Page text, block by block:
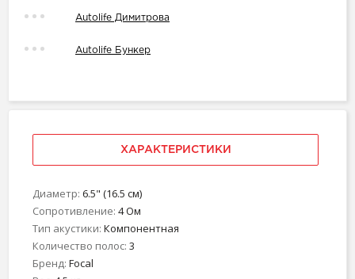
Autolife Димитрова
Autolife Бункер
ХАРАКТЕРИСТИКИ
Диаметр: 6.5" (16.5 см)
Сопротивление: 4 Ом
Тип акустики: Компонентная
Количество полос: 3
Бренд: Focal